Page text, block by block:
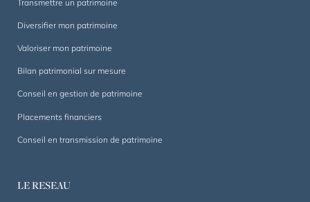
Transmettre un patrimoine
Diversifier mon patrimoine
Valoriser mon patrimoine
Bilan patrimonial sur mesure
Conseil en gestion de patrimoine
Placements financiers
Conseil en transmission de patrimoine
LE RESEAU